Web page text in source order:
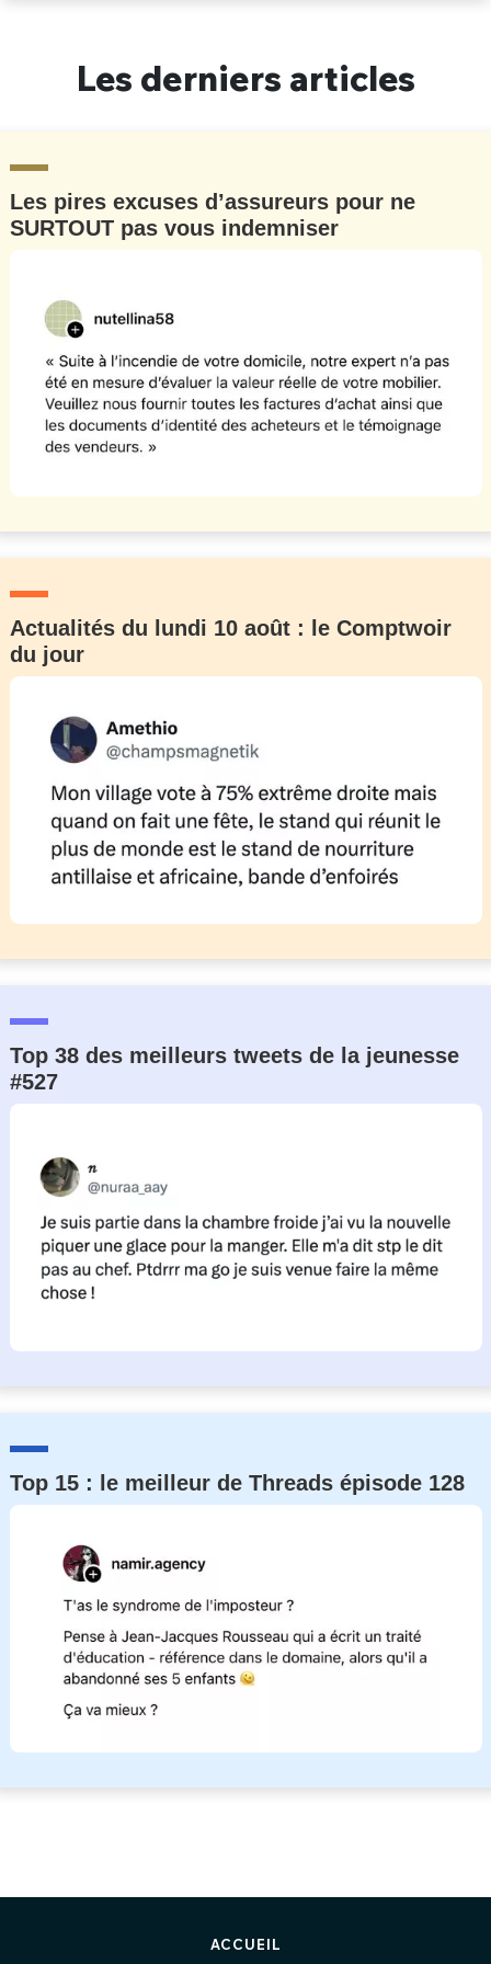
Les derniers articles
Les pires excuses d’assureurs pour ne
SURTOUT pas vous indemniser
Actualités du lundi 10 août : le Comptwoir
du jour
Top 38 des meilleurs tweets de la jeunesse
#527
Top 15 : le meilleur de Threads épisode 128
ACCUEIL